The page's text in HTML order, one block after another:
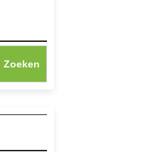
Zoeken